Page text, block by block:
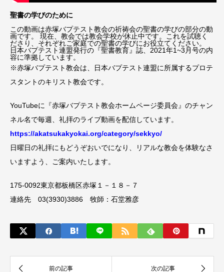
聖書の学びのために
この動画は赤塚バプテスト教会の祈祷会の聖書の学びの部分の動
画です。 現在、教会では教会学校が休止中です。これを試聴く
ださり、それぞれご家庭での聖書の学びにお役立てください。
日本バプテスト連盟発行の『聖書教育』誌、2021年1~3月号の内
容に準拠しています。
※赤塚バプテスト教会は、日本バプテスト連盟に所属するプロテ
スタントのキリスト教会です。
YouTubeに『赤塚バプテスト教会ホームページ委員会』のチャン
ネル名で毎週、礼拝のライブ動画を配信しています。
https://akatsukakyokai.org/category/sekkyo/
日曜日の礼拝にもどうぞおいでになり、リアルな教会を体験なさ
いますよう、ご案内いたします。
175-0092東京都板橋区赤塚１－１８－７
連絡先 03(3930)3886 牧師：石堂雅彦